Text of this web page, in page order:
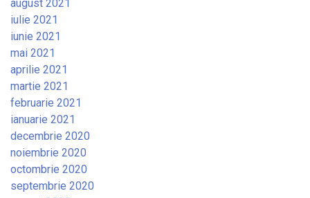
august 2021
iulie 2021
iunie 2021
mai 2021
aprilie 2021
martie 2021
februarie 2021
ianuarie 2021
decembrie 2020
noiembrie 2020
octombrie 2020
septembrie 2020